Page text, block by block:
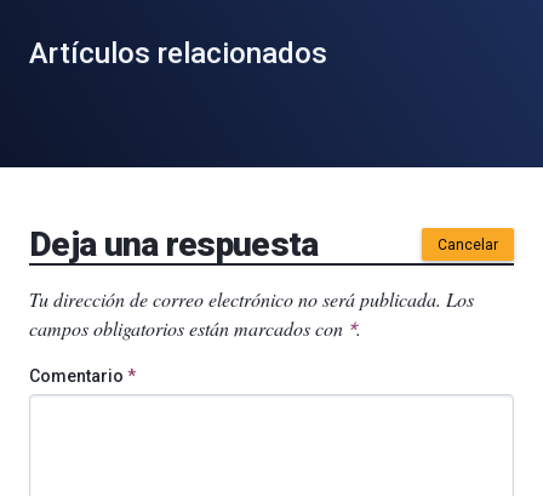
Artículos relacionados
Deja una respuesta Cancelar
Tu dirección de correo electrónico no será publicada. Los
campos obligatorios están marcados con *.
Comentario *